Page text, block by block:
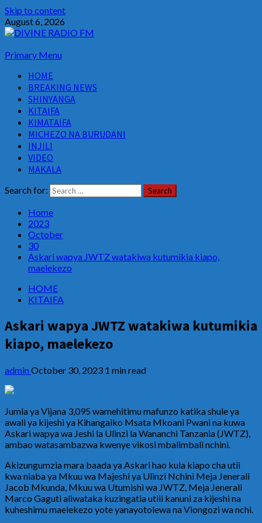
Skip to content
August 6, 2026
Primary Menu
HOME
BREAKING NEWS
SHINYANGA
KITAIFA
KIMATAIFA
MICHEZO NA BURUDANI
INJILI
VIDEO
MAKALA
Search for:
Home
2023
October
30
Askari wapya JWTZ watakiwa kutumikia kiapo,
maelekezo
HOME
KITAIFA
Askari wapya JWTZ watakiwa kutumikia
kiapo, maelekezo
admin October 30, 2023 1 min read
Jumla ya Vijana 3,095 wamehitimu mafunzo katika shule ya
awali ya kijeshi ya Kihangaiko Msata Mkoani Pwani na kuwa
Askari wapya wa Jeshi la Ulinzi la Wananchi Tanzania (JWTZ),
ambao watasambazwa kwenye vikosi mbalimbali nchini.
Akizungumzia mara baada ya Askari hao kula kiapo cha utii
kwa niaba ya Mkuu wa Majeshi ya Ulinzi Nchini Meja Jenerali
Jacob Mkunda, Mkuu wa Utumishi wa JWTZ, Meja Jenerali
Marco Gaguti aliwataka kuzingatia utiii kanuni za kijeshi na
kuheshimu maelekezo yote yanayotolewa na Viongozi wa nchi.